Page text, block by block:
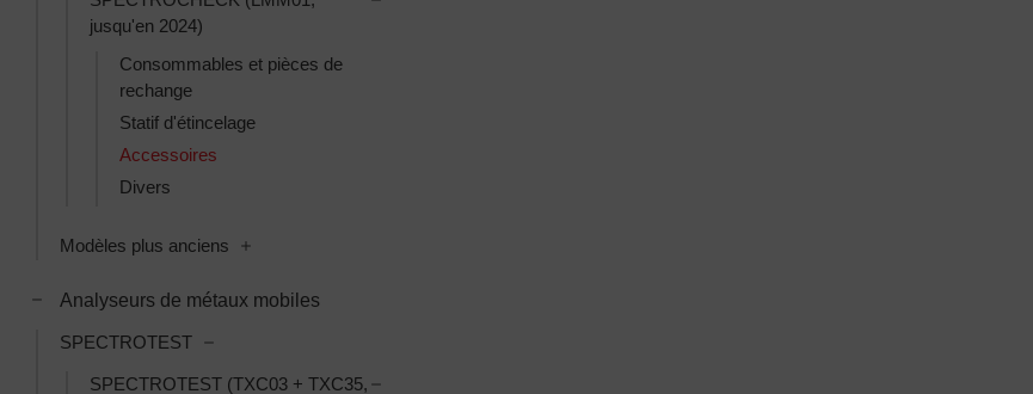
jusqu'en 2024)
Consommables et pièces de
rechange
Statif d'étincelage
Accessoires
Divers
Modèles plus anciens
Toggle Analyseurs de métaux mobiles subcategories
Analyseurs de métaux mobiles
SPECTROTEST
SPECTROTEST (TXC03 + TXC35,